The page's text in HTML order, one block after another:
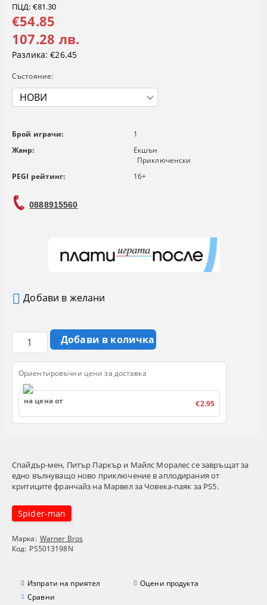
Спайдър-мен, Питър Паркър и Майлс Моралес се завръщат за
едно вълнуващо ново приключение в аплодирания от
критиците франчайз на Марвел за Човека-паяк за PS5.
Spider-man
Марка: Warner Bros
Код: PS5013198N
Изпрати на приятел
Оцени продукта
Сравни
ПЦД: €81.30
€54.85
107.28 лв.
Разлика: €26.45
Състояние:
Брой играчи:
1
Жанр:
Екшън
Приключенски
PEGI рейтинг:
16+
0888915560
Добави в желани
Ориентировъчни цени за доставка
на цена от €2.95